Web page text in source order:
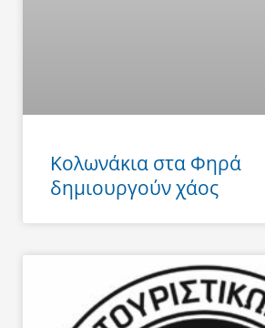
Κολωνάκια στα Φηρά
δημιουργούν χάος